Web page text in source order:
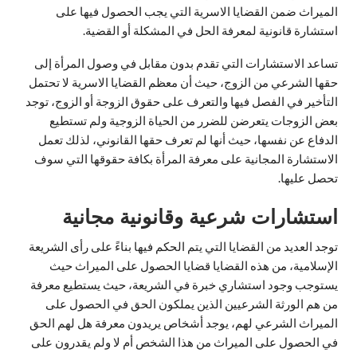
الميراث ضمن القضايا الاسرية التي يجب الحصول فيها على
استشارة قانونية لمعرفة الحل في المشكلة أو القضية.
تساعد الاستشارات التي تقدم بدون مقابل في وصول المرأة إلى
حقها الشرعي من الزوج، حيث أن معظم القضايا الاسرية لا تحتمل
التأخير في الفصل فيها والتعرف على حقوق الزوجة أو الزوج، توجد
بعض الزوجات يتعرضن للضرر من الحياة الزوجية ولم تستطيع
الدفاع عن نفسها، حيث أنها لم تعرف حقها القانوني، لذلك تعمل
الاستشارة المجانية على معرفة المرأة بكافة حقوقها التي سوف
تحصل عليها.
استشارات شرعية وقانونية مجانية
توجد العديد من القضايا التي يتم الحكم فيها بناءً على رأى الشريعة
الإسلامية، من هذه القضايا قضايا الحصول على الميراث حيث
يستوجب وجود استشاري خبرة في الشريعة، حيث يستطيع معرفة
من هم الورثة الشرعيين الذين يملكون الحق في الحصول على
الميراث الشرعي لهم، يوجد أشخاص يريدون معرفة هل لهم الحق
في الحصول على الميراث من هذا الشخص أم لا ولم يقدرون على